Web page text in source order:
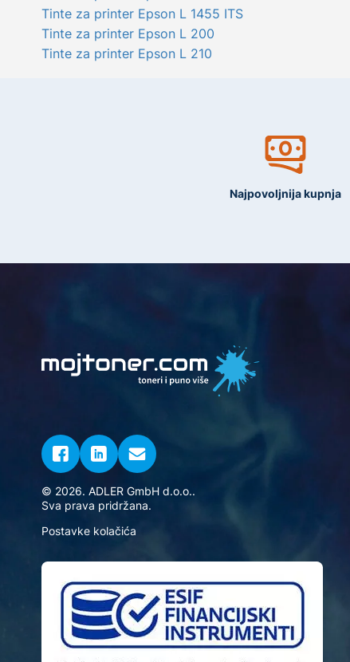
Tinte za printer Epson L 1455 ITS
Tinte za printer Epson L 200
Tinte za printer Epson L 210
Najpovoljnija kupnja
© 2026. ADLER GmbH d.o.o..
Sva prava pridržana.
Postavke kolačića